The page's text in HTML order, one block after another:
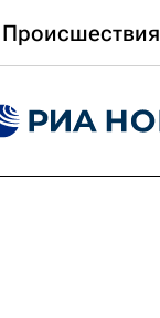
Происшествия